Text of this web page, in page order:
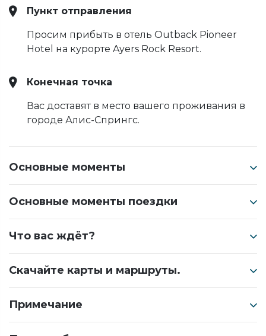
Пункт отправления
Просим прибыть в отель Outback Pioneer
Hotel на курорте Ayers Rock Resort.
Конечная точка
Вас доставят в место вашего проживания в
городе Алис-Спрингс.
Основные моменты
Основные моменты поездки
Что вас ждёт?
Скачайте карты и маршруты.
Примечание